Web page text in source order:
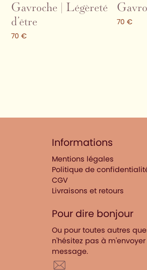
Gavroche | Légèreté
d’être
70€
70€
Informations
Mentions légales
Politique de
CGV
Livraisons et retours
Pour dire bonjour
Ou pour toutes autres
n'hésitez pas à
message.